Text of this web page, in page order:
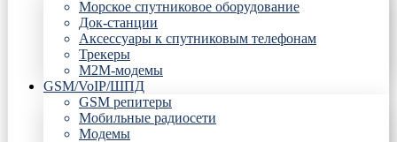
Морское спутниковое оборудование
Док-станции
Аксессуары к спутниковым телефонам
Трекеры
М2М-модемы
GSM/VoIP/ШПД
GSM репитеры
Мобильные радиосети
Модемы